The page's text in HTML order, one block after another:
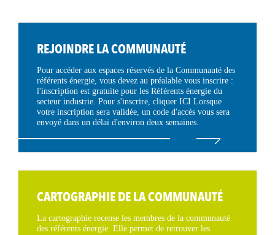
REJOINDRE LA COMMUNAUTÉ
Pour accéder aux espaces réservés de la Communauté des
référents énergie, vous devez au préalable vous inscrire :
l'inscription est gratuite pour les Référents énergie du
secteur industrie. Pour s'inscrire, cliquer ICI Lorsque
votre inscription sera validée, un code d'accès vous sera
envoyé dans un délai d'environ deux semaines.
CARTOGRAPHIE DE LA COMMUNAUTÉ
La cartographie recense les membres de la communauté
des référents énergie. Elle permet de retrouver les